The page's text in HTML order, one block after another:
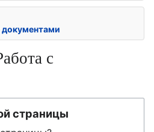
документами
с
страницы